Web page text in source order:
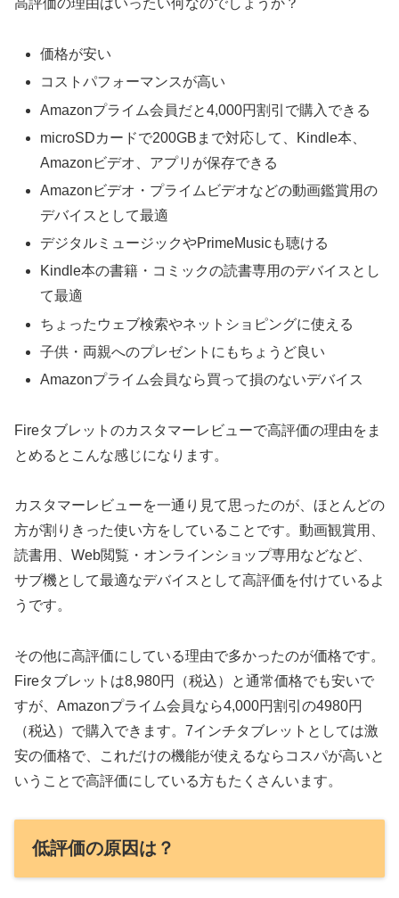
高評価の理由はいったい何なのでしょうか？
価格が安い
コストパフォーマンスが高い
Amazonプライム会員だと4,000円割引で購入できる
microSDカードで200GBまで対応して、Kindle本、
Amazonビデオ、アプリが保存できる
Amazonビデオ・プライムビデオなどの動画鑑賞用の
デバイスとして最適
デジタルミュージックやPrimeMusicも聴ける
Kindle本の書籍・コミックの読書専用のデバイスとし
て最適
ちょったウェブ検索やネットショピングに使える
子供・両親へのプレゼントにもちょうど良い
Amazonプライム会員なら買って損のないデバイス
Fireタブレットのカスタマーレビューで高評価の理由をま
とめるとこんな感じになります。
カスタマーレビューを一通り見て思ったのが、ほとんどの
方が割りきった使い方をしていることです。動画観賞用、
読書用、Web閲覧・オンラインショップ専用などなど、
サブ機として最適なデバイスとして高評価を付けているよ
うです。
その他に高評価にしている理由で多かったのが価格です。
Fireタブレットは8,980円（税込）と通常価格でも安いで
すが、Amazonプライム会員なら4,000円割引の4980円
（税込）で購入できます。7インチタブレットとしては激
安の価格で、これだけの機能が使えるならコスパが高いと
いうことで高評価にしている方もたくさんいます。
低評価の原因は？